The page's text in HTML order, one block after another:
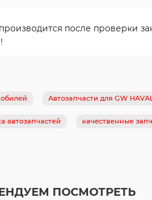
после проверки
Автозапчасти для GW
автозапчастей качественные
ПОСМОТРЕТЬ